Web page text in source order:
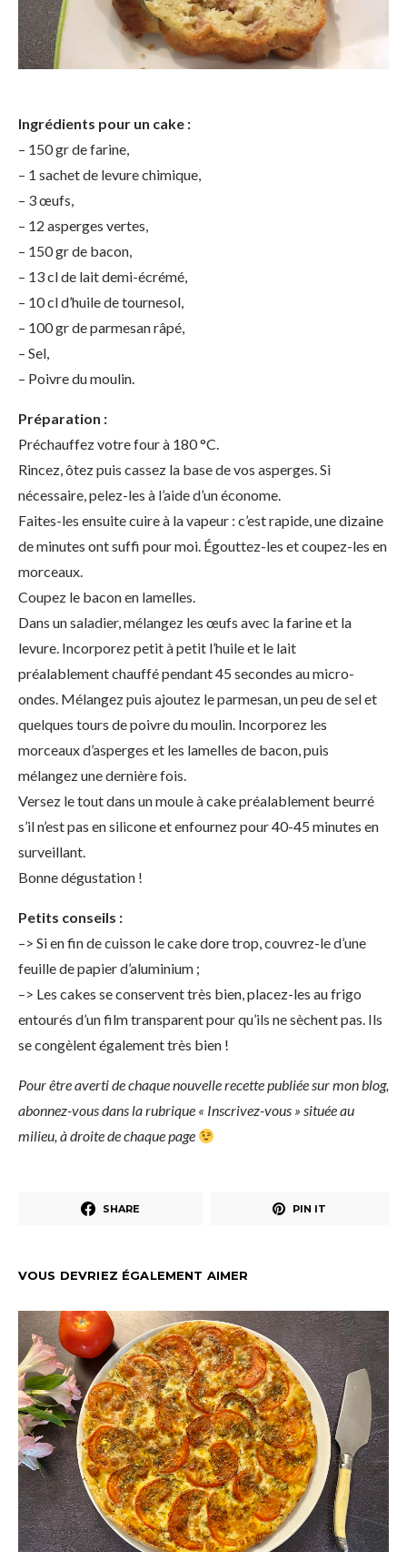
Ingrédients pour un cake :
– 150 gr de farine,
– 1 sachet de levure chimique,
– 3 œufs,
– 12 asperges vertes,
– 150 gr de bacon,
– 13 cl de lait demi-écrémé,
– 10 cl d’huile de tournesol,
– 100 gr de parmesan râpé,
– Sel,
– Poivre du moulin.
Préparation :
Préchauffez votre four à 180 °C.
Rincez, ôtez puis cassez la base de vos asperges. Si
nécessaire, pelez-les à l’aide d’un économe.
Faites-les ensuite cuire à la vapeur : c’est rapide, une dizaine
de minutes ont suffi pour moi. Égouttez-les et coupez-les en
morceaux.
Coupez le bacon en lamelles.
Dans un saladier, mélangez les œufs avec la farine et la
levure. Incorporez petit à petit l’huile et le lait
préalablement chauffé pendant 45 secondes au micro-
ondes. Mélangez puis ajoutez le parmesan, un peu de sel et
quelques tours de poivre du moulin. Incorporez les
morceaux d’asperges et les lamelles de bacon, puis
mélangez une dernière fois.
Versez le tout dans un moule à cake préalablement beurré
s’il n’est pas en silicone et enfournez pour 40-45 minutes en
surveillant.
Bonne dégustation !
Petits conseils :
–> Si en fin de cuisson le cake dore trop, couvrez-le d’une
feuille de papier d’aluminium ;
–> Les cakes se conservent très bien, placez-les au frigo
entourés d’un film transparent pour qu’ils ne sèchent pas. Ils
se congèlent également très bien !
Pour être averti de chaque nouvelle recette publiée sur mon blog,
abonnez-vous dans la rubrique « Inscrivez-vous » située au
milieu, à droite de chaque page
SHARE PIN IT
VOUS DEVRIEZ ÉGALEMENT AIMER